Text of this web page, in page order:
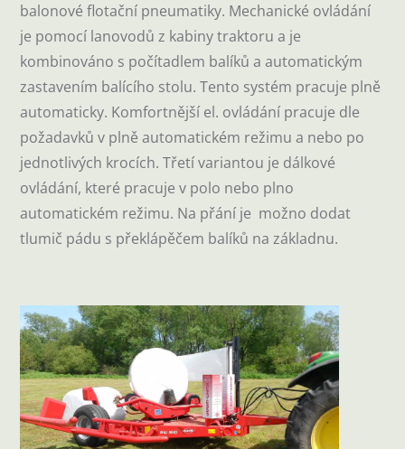
balonové flotační pneumatiky. Mechanické ovládání
je pomocí lanovodů z kabiny traktoru a je
kombinováno s počítadlem balíků a automatickým
zastavením balícího stolu. Tento systém pracuje plně
automaticky. Komfortnější el. ovládání pracuje dle
požadavků v plně automatickém režimu a nebo po
jednotlivých krocích. Třetí variantou je dálkové
ovládání, které pracuje v polo nebo plno
automatickém režimu. Na přání je možno dodat
tlumič pádu s překlápěčem balíků na základnu.